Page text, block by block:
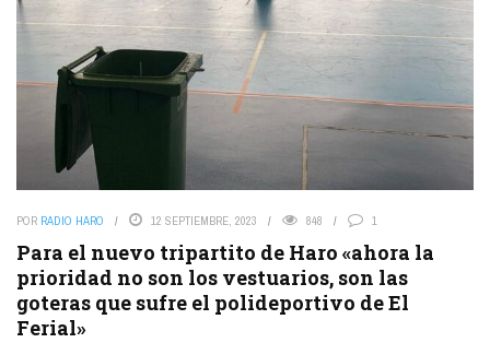
POR RADIO HARO 12 SEPTIEMBRE, 2023 848 1
Para el nuevo tripartito de Haro «ahora la
prioridad no son los vestuarios, son las
goteras que sufre el polideportivo de El
Ferial»